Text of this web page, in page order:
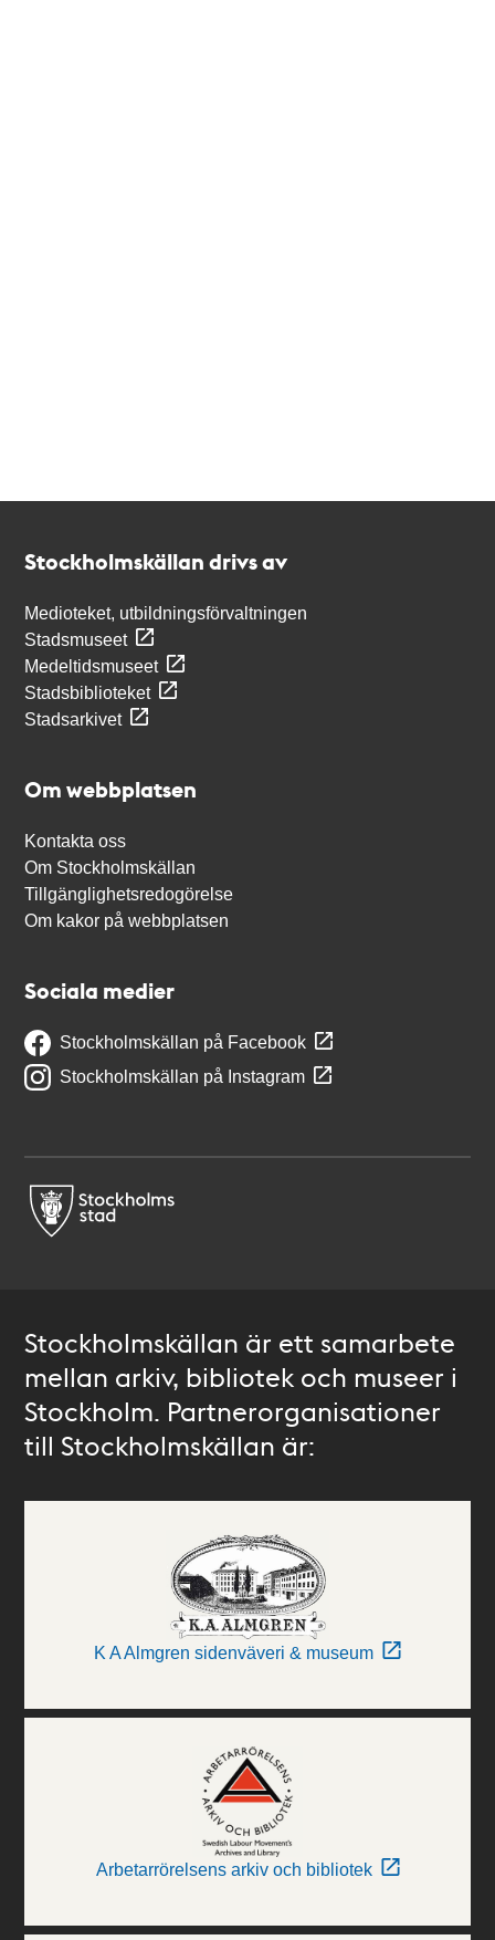
Stockholmskällan drivs av
Medioteket, utbildningsförvaltningen
Stadsmuseet
Medeltidsmuseet
Stadsbiblioteket
Stadsarkivet
Om webbplatsen
Kontakta oss
Om Stockholmskällan
Tillgänglighetsredogörelse
Om kakor på webbplatsen
Sociala medier
Stockholmskällan på Facebook
Stockholmskällan på Instagram
Stockholmskällan är ett samarbete
mellan arkiv, bibliotek och museer i
Stockholm. Partnerorganisationer
till Stockholmskällan är:
K A Almgren sidenväveri & museum
Arbetarrörelsens arkiv och bibliotek